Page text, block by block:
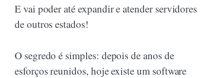
E vai poder até expandir e atender servidores
de outros estados!
O segredo é simples: depois de anos de
esforços reunidos, hoje existe um software